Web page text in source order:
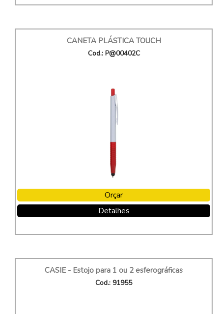
CANETA PLÁSTICA TOUCH
Cod.: P@00402C
Orçar
Detalhes
CASIE - Estojo para 1 ou 2 esferográficas
Cod.: 91955